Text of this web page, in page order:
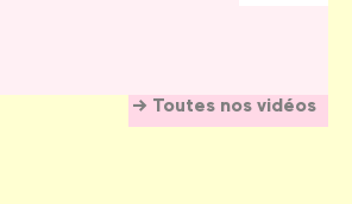
Toutes nos vidéos